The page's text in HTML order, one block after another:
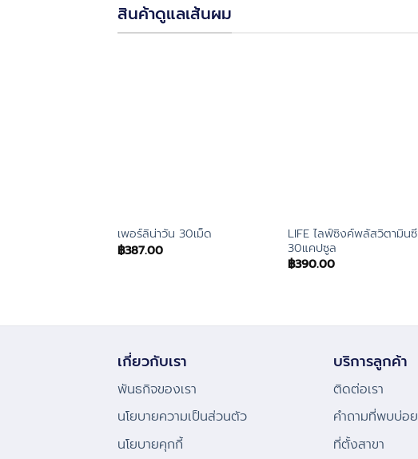
สินค้าดูแลเส้นผม
เพอร์ลิน่าวัน 30เม็ด
฿387.00
LIFE ไลฟ์ซิงค์พลัสวิตามินซี
30แคปซูล
฿390.00
เกี่ยวกับเรา
พันธกิจของเรา
นโยบายความเป็นส่วนตัว
นโยบายคุกกี้
บริการลูกค้า
ติดต่อเรา
คําถามที่พบบ่อย
ที่ตั้งสาขา